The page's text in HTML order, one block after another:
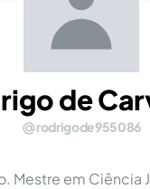
de
rodrigode955086
Mestre em Ciência